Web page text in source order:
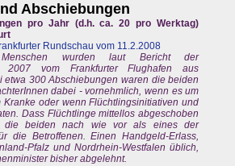
Abschiebungen
pro Jahr (d.h. ca. 20 pro Werktag)
Rundschau vom 11.2.2008
wurden laut Bericht der
2007 vom Frankfurter Flughafen aus
etwa 300 Abschiebungen waren die beiden
dabei - vornehmlich, wenn es um
Kranke oder wenn Flüchtlingsinitiativen und
Dass Flüchtlinge mittellos abgeschoben
die beiden nach wie vor als eines der
die Betroffenen. Einen Handgeld-Erlass,
Pfalz und Nordrhein-Westfalen üblich,
bisher abgelehnt.